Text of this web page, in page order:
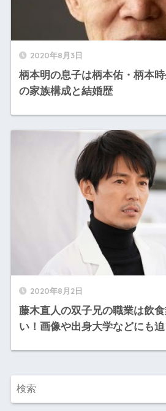
2020年8月3日
柄本明の息子は柄本佑・柄本
の家族構成と結婚歴
2020年8月2日
藤木直人の双子兄の職業は飲
い！画像や出身大学などにも迫